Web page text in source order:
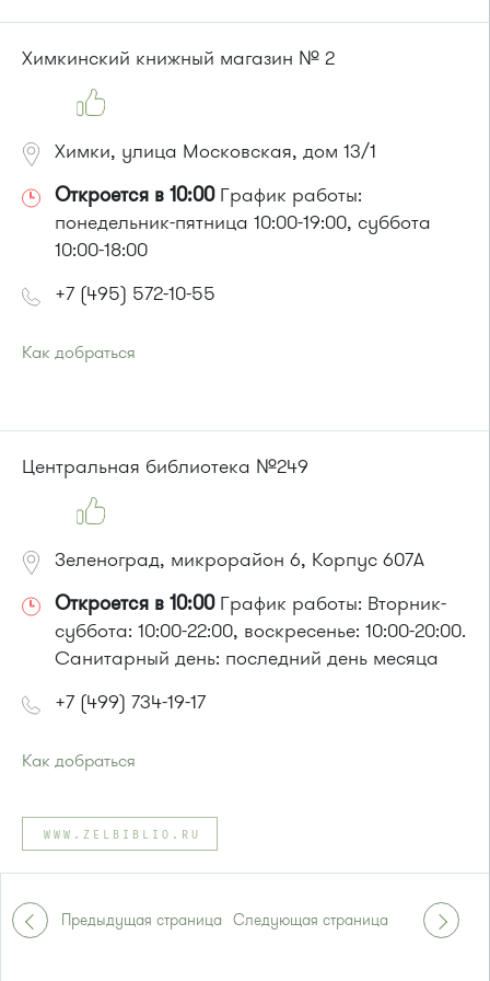
Химкинский книжный магазин № 2
Химки, улица Московская, дом 13/1
Откроется в 10:00График работы:
понедельник-пятница 10:00-19:00, суббота
10:00-18:00
+7 (495) 572-10-55
Как добраться
482, 817, 851, 905.
Маршрутка № 431м, 476м
или до остановки
Автобусы № 27, 32, 370, 400, 817, 851.
Центральная библиотека №249
Зеленоград, микрорайон 6, Корпус 607А
Откроется в 10:00График работы: Вторник-
суббота: 10:00-22:00, воскресенье: 10:00-20:00.
Санитарный день: последний день месяца
+7 (499) 734-19-17
Как добраться
Автобусы № 1, 2, 7.
Маршрутка № 419м, 720м, 903
или до остановки"Каштановая аллея":
Автобусы № 10, 19, 31
WWW.ZELBIBLIO.RU
Предыдущая страница Следующая страница